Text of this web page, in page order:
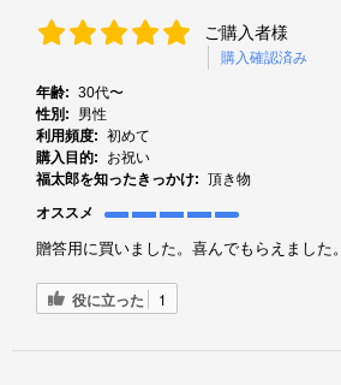
ご購入者様
購入確認済み
年齢: 30代〜
性別:
男性
利用頻度: 初めて
購入目的:
お祝い
福太郎を知ったきっかけ: 頂き物
オススメ
贈答用に買いました。喜んでもらえました。
役に立った 1